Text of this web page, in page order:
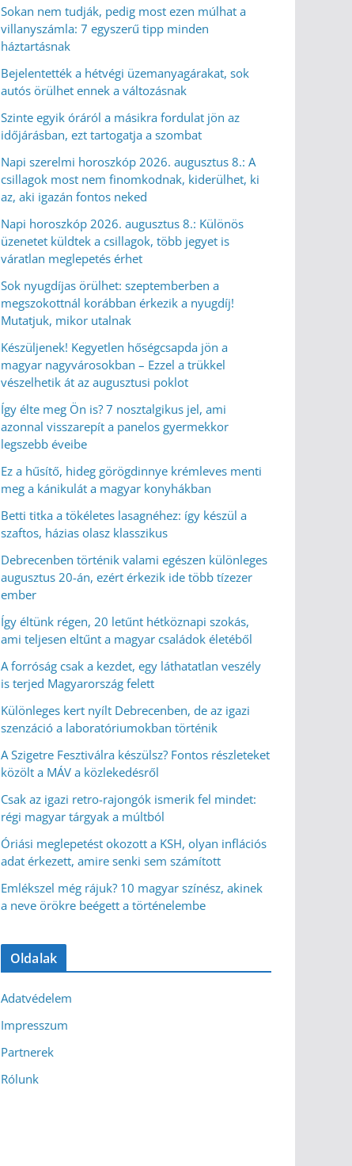
Sokan nem tudják, pedig most ezen múlhat a
villanyszámla: 7 egyszerű tipp minden
háztartásnak
Bejelentették a hétvégi üzemanyagárakat, sok
autós örülhet ennek a változásnak
Szinte egyik óráról a másikra fordulat jön az
időjárásban, ezt tartogatja a szombat
Napi szerelmi horoszkóp 2026. augusztus 8.: A
csillagok most nem finomkodnak, kiderülhet, ki
az, aki igazán fontos neked
Napi horoszkóp 2026. augusztus 8.: Különös
üzenetet küldtek a csillagok, több jegyet is
váratlan meglepetés érhet
Sok nyugdíjas örülhet: szeptemberben a
megszokottnál korábban érkezik a nyugdíj!
Mutatjuk, mikor utalnak
Készüljenek! Kegyetlen hőségcsapda jön a
magyar nagyvárosokban – Ezzel a trükkel
vészelhetik át az augusztusi poklot
Így élte meg Ön is? 7 nosztalgikus jel, ami
azonnal visszarepít a panelos gyermekkor
legszebb éveibe
Ez a hűsítő, hideg görögdinnye krémleves menti
meg a kánikulát a magyar konyhákban
Betti titka a tökéletes lasagnéhez: így készül a
szaftos, házias olasz klasszikus
Debrecenben történik valami egészen különleges
augusztus 20-án, ezért érkezik ide több tízezer
ember
Így éltünk régen, 20 letűnt hétköznapi szokás,
ami teljesen eltűnt a magyar családok életéből
A forróság csak a kezdet, egy láthatatlan veszély
is terjed Magyarország felett
Különleges kert nyílt Debrecenben, de az igazi
szenzáció a laboratóriumokban történik
A Szigetre Fesztiválra készülsz? Fontos részleteket
közölt a MÁV a közlekedésről
Csak az igazi retro-rajongók ismerik fel mindet:
régi magyar tárgyak a múltból
Óriási meglepetést okozott a KSH, olyan inflációs
adat érkezett, amire senki sem számított
Emlékszel még rájuk? 10 magyar színész, akinek
a neve örökre beégett a történelembe
Oldalak
Adatvédelem
Impresszum
Partnerek
Rólunk